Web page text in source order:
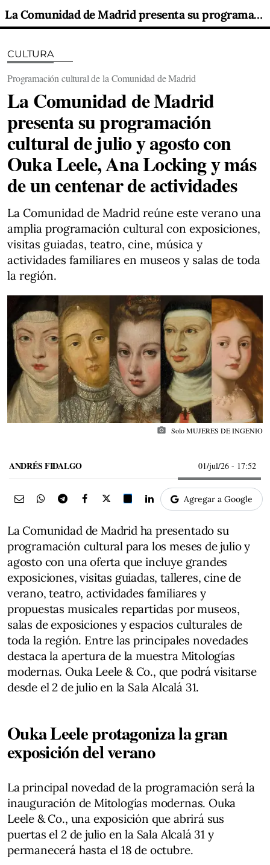
La Comunidad de Madrid presenta su programación cultural de julio y agosto con Ouka Leele, Ana Locking y más de un centenar de actividades
CULTURA
Programación cultural de la Comunidad de Madrid
La Comunidad de Madrid
presenta su programación
cultural de julio y agosto con
Ouka Leele, Ana Locking y más
de un centenar de actividades
La Comunidad de Madrid reúne este verano una
amplia programación cultural con exposiciones,
visitas guiadas, teatro, cine, música y
actividades familiares en museos y salas de toda
la región.
photo_camera Solo MUJERES DE INGENIO
ANDRÉS FIDALGO 01/jul/26 - 17:52
Agregar a Google
La Comunidad de Madrid ha presentado su
programación cultural para los meses de julio y
agosto con una oferta que incluye grandes
exposiciones, visitas guiadas, talleres, cine de
verano, teatro, actividades familiares y
propuestas musicales repartidas por museos,
salas de exposiciones y espacios culturales de
toda la región. Entre las principales novedades
destaca la apertura de la muestra Mitologías
modernas. Ouka Leele & Co., que podrá visitarse
desde el 2 de julio en la Sala Alcalá 31.
Ouka Leele protagoniza la gran
exposición del verano
La principal novedad de la programación será la
inauguración de Mitologías modernas. Ouka
Leele & Co., una exposición que abrirá sus
puertas el 2 de julio en la Sala Alcalá 31 y
permanecerá hasta el 18 de octubre.